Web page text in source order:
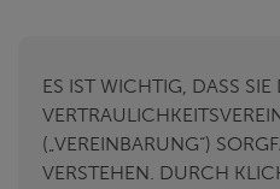
ES IST WICHTIG, DASS SIE
(„VEREINBARUNG“)
VERSTEHEN. DURCH